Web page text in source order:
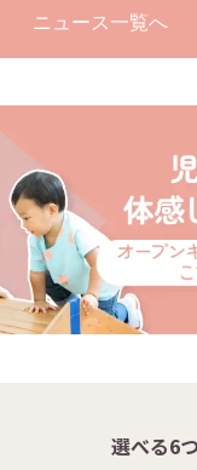
ニュース一覧へ
選べる6